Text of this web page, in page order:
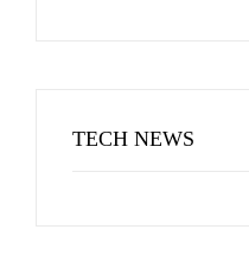
TECH NEWS